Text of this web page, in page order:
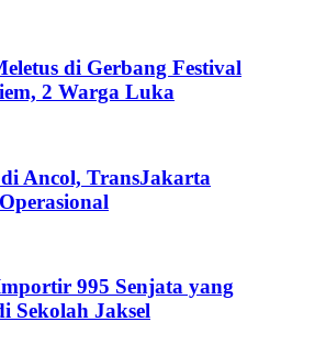
di Gerbang Festival
2 Warga Luka
Ancol, TransJakarta
995 Senjata yang
Sekolah Jaksel